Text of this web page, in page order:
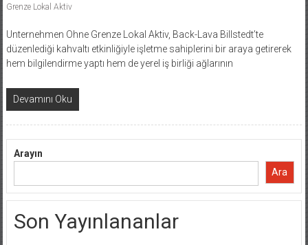
Grenze Lokal Aktiv
Unternehmen Ohne Grenze Lokal Aktiv, Back-Lava Billstedt’te
düzenlediği kahvaltı etkinliğiyle işletme sahiplerini bir araya getirerek
hem bilgilendirme yaptı hem de yerel iş birliği ağlarının
Devamını Oku
Arayın
Ara
Son Yayınlananlar